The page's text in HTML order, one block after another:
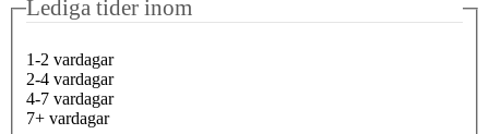
Lediga tider inom
1-2 vardagar
2-4 vardagar
4-7 vardagar
7+ vardagar